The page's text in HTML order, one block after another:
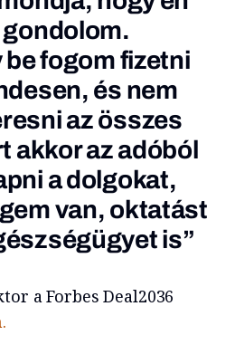
fogom fizetni
és nem
az összes
akkor az adóból
a dolgokat,
van, oktatást
is”
a Forbes Deal2036